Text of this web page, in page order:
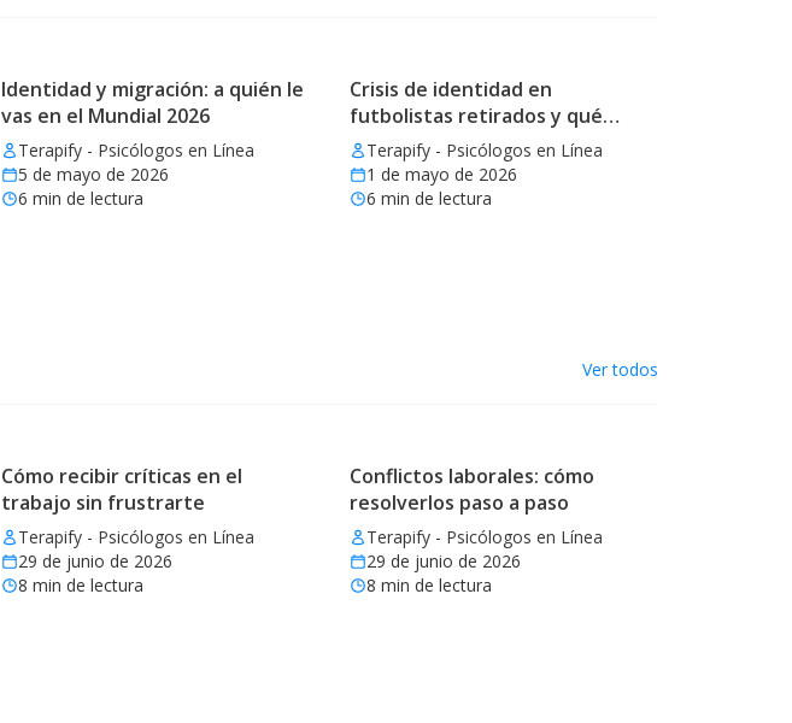
Identidad y migración: a quién le
vas en el Mundial 2026
Terapify - Psicólogos en Línea
5 de mayo de 2026
6 min de lectura
Crisis de identidad en
futbolistas retirados y qué
aprender
Terapify - Psicólogos en Línea
1 de mayo de 2026
6 min de lectura
Ver todos
Cómo recibir críticas en el
trabajo sin frustrarte
Terapify - Psicólogos en Línea
29 de junio de 2026
8 min de lectura
Conflictos laborales: cómo
resolverlos paso a paso
Terapify - Psicólogos en Línea
29 de junio de 2026
8 min de lectura